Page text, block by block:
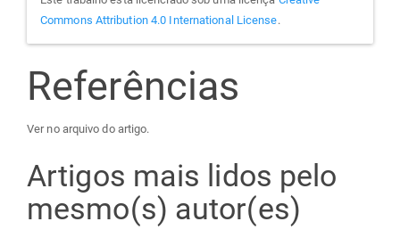
Commons Attribution 4.0 International License.
Referências
Ver no arquivo do artigo.
Artigos mais lidos pelo
mesmo(s) autor(es)